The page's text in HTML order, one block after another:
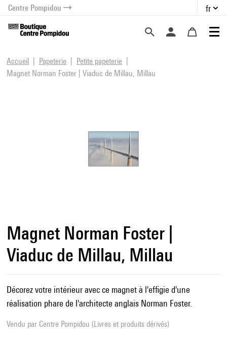
menu
contenu
Centre Pompidou fr
Accueil Papeterie
Petite papeterie
Magnet Norman Foster | Viaduc de Millau, Millau
Magnet Norman Foster |
Viaduc de Millau, Millau
Décorez votre intérieur avec ce magnet à l'effigie d'une
réalisation phare de l'architecte anglais Norman Foster.
Vendu par Centre Pompidou (Livres et produits dérivés)